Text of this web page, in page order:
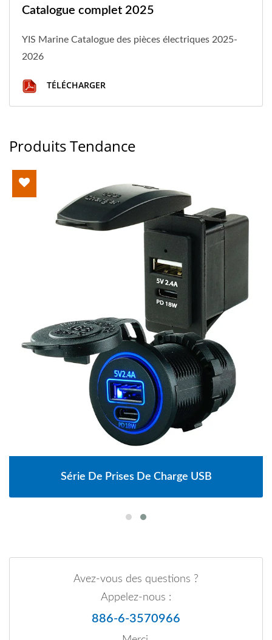
Catalogue complet 2025
YIS Marine Catalogue des pièces électriques 2025-
2026
TÉLÉCHARGER
Produits Tendance
Série De Prises De Charge USB
Avez-vous des questions ?
Appelez-nous :
886-6-3570966